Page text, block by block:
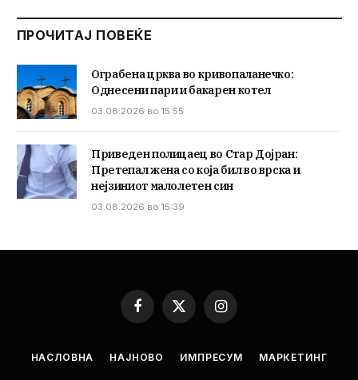
ПРОЧИТАЈ ПОВЕЌЕ
Ограбена црква во кривопаланечко:
Однесени пари и бакарен котел
03.08.2026 во 15:55
Приведен полицаец во Стар Дојран:
Претепал жена со која бил во врска и
нејзиниот малолетен син
03.08.2026 во 15:39
Facebook
X
(Twitter)
Instagram
НАСЛОВНА НАЈНОВО ИМПРЕСУМ МАРКЕТИНГ